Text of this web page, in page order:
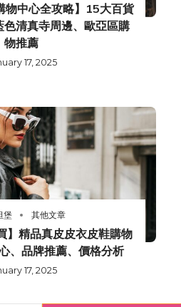
物中心全攻略】15大百貨
清真寺周邊、歐亞區購
物推薦
17, 2025
堡 其他文章
】精品真皮皮衣皮鞋購物
、品牌推薦、價格分析
17, 2025